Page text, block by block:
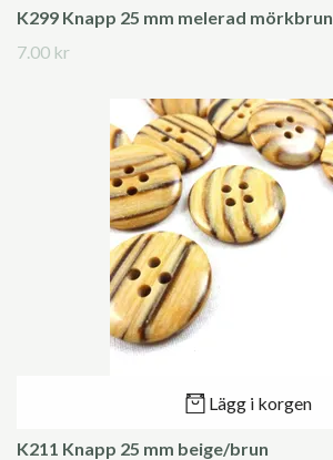
K299 Knapp 25 mm melerad mörkbrun
7.00 kr
Lägg i korgen
K211 Knapp 25 mm beige/brun